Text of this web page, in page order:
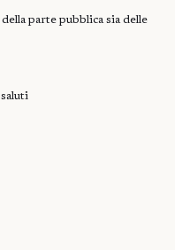
parte pubblica sia delle